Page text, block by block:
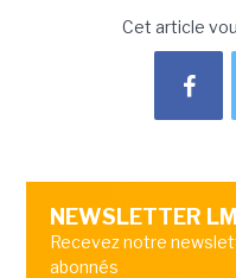
Cet article
NEWSLETTER LMI
Recevez notre
abonnés